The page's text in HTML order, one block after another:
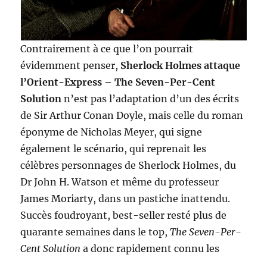
Contrairement à ce que l’on pourrait
évidemment penser, Sherlock Holmes attaque
l’Orient-Express –The Seven-Per-Cent
Solution n’est pas l’adaptation d’un des écrits
de Sir Arthur Conan Doyle, mais celle du roman
éponyme de Nicholas Meyer, qui signe
également le scénario, qui reprenait les
célèbres personnages de Sherlock Holmes, du
Dr John H. Watson et même du professeur
James Moriarty, dans un pastiche inattendu.
Succès foudroyant, best-seller resté plus de
quarante semaines dans le top,The Seven-Per-
Cent Solution a donc rapidement connu les